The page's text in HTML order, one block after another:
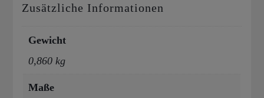
Zusätzliche Informationen
Gewicht
0,860 kg
Maße